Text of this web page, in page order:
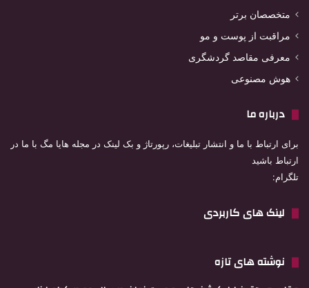
متخصصان برتر
مراقبت از پوست و مو
معرفی مقاصد گردشگری
هوش مصنوعی
درباره ما
برای ارتباط با ما و انتشار تبلیغات، رپورتاژ و بک لینک در مجله هایا مگ با ما در
ارتباط باشید
تلگرام:
لینک های کاربردی
نوشته های تازه